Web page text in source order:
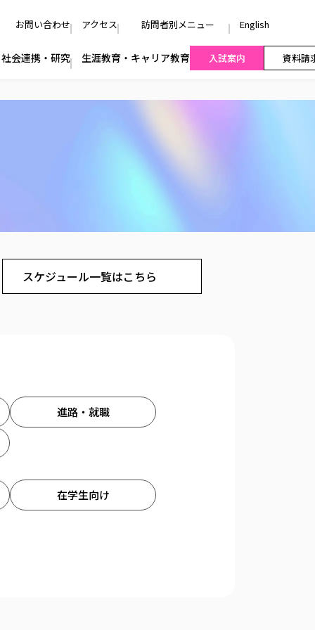
お問い合わせ アクセス 訪問者別メニュー English
社会連携・研究 生涯教育・キャリア教育 入試案内 資料請
進路・就職
在学生向け
スケジュール一覧はこちら